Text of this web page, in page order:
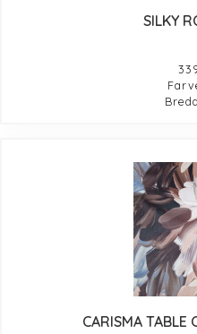
SILKY
CARISMA TABLE